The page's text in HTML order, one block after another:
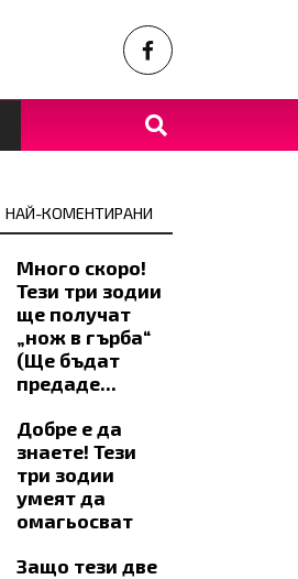
НАЙ-КОМЕНТИРАНИ
Много скоро!
Тези три зодии
ще получат
„нож в гърба“
(Ще бъдат
предаде...
Добре е да
знаете! Тези
три зодии
умеят да
омагьосват
Защо тези две